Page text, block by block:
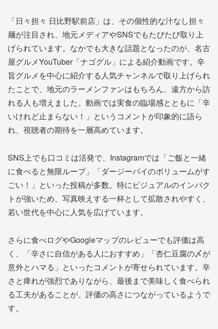
「日々担々 日比野駅前店」は、その個性的な汁なし担々
麺が注目され、地元メディアやSNSでもたびたび取り上
げられています。なかでも大きな話題となったのが、名古
屋グルメYouTuber「ナゴグル」による紹介動画です。辛
旨グルメを中心に紹介する人気チャンネルで取り上げられ
たことで、地元のラーメンファンはもちろん、遠方から訪
れる人も増えました。動画では実食の臨場感とともに「辛
いけれど止まらない！」というコメントが印象的に語ら
れ、視聴者の期待を一層高めています。
SNS上でも口コミは活発で、Instagramでは「ご飯と一緒
に食べると無限ループ」「ダージーパイのボリュームがす
ごい！」といった投稿が多数。特にビジュアルのインパク
トが強いため、写真映えする一杯として拡散されやすく、
若い世代を中心に人気を広げています。
さらに食べログやGoogleマップのレビューでも評価は高
く、「辛さに自信がある人におすすめ」「杏仁豆腐の〆が
意外とハマる」といったコメントが寄せられています。辛
さと痺れが強烈でありながら、最後まで美味しく食べられ
る工夫があることが、評価の高さにつながっているようで
す。